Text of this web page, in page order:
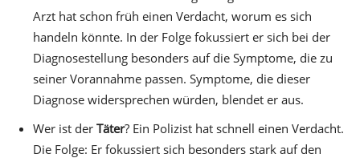
Arzt hat schon früh einen Verdacht, worum es sich
handeln könnte. In der Folge fokussiert er sich bei der
Diagnosestellung besonders auf die Symptome, die zu
seiner Vorannahme passen. Symptome, die dieser
Diagnose widersprechen würden, blendet er aus.
Wer ist der Täter? Ein Polizist hat schnell einen Verdacht.
Die Folge: Er fokussiert sich besonders stark auf den